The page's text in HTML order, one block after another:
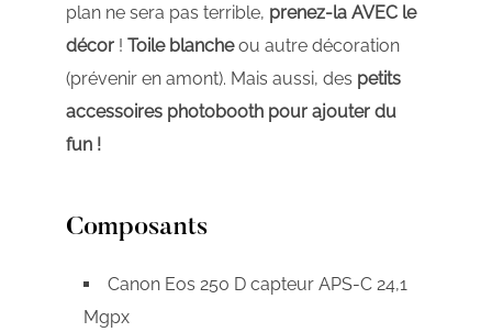
plan ne sera pas terrible, prenez-la AVEC le
décor ! Toile blancheou autre décoration
(prévenir en amont). Mais aussi, des petits
accessoires photobooth pour ajouter du
fun !
Composants
Canon Eos 250 D capteur APS-C 24,1
Mgpx